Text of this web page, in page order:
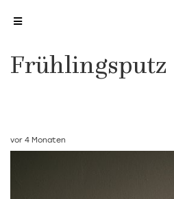
Frühlingsputz
vor 4 Monaten